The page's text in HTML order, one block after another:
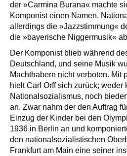
der »Carmina Burana« machte
Komponist einen Namen.
allerdings die »Jazzstimmung«
die »bayerische Niggermusik«
Der Komponist blieb während
Deutschland, und seine Musik
Machthabern nicht verboten. Mit
hielt Carl Orff sich zurück; weder
Nationalsozialismus, noch
an. Zwar nahm der den Auftrag
Einzug der Kinder bei den
1936 in Berlin an und
den nationalsozialistischen
Frankfurt am Main eine seiner